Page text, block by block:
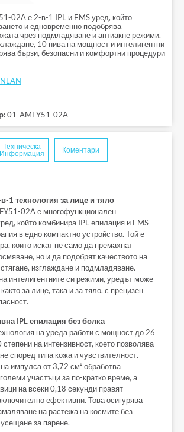
02A е 2-в-1 IPL и EMS уред, който
и едновременно подобрява
чрез подмладяване и антиакне режими.
10 нива на мощност и интелигентни
бързи, безопасни и комфортни процедури
01-AMFY51-02A
Техническа
Информация
Коментари
1 технология за лице и тяло
02A е многофункционален
който комбинира IPL епилация и EMS
в едно компактно устройство. Той е
които искат не само да премахнат
но и да подобрят качеството на
изглаждане и подмладяване.
интелигентните си режими, уредът може
за лице, така и за тяло, с прецизен
IPL епилация без болка
на уреда работи с мощност до 26
степени на интензивност, което позволява
според типа кожа и чувствителност.
импулса от 3,72 см² обработва
участъци за по-кратко време, а
на всеки 0,18 секунди правят
ефективни. Това осигурява
на растежа на космите без
за парене.